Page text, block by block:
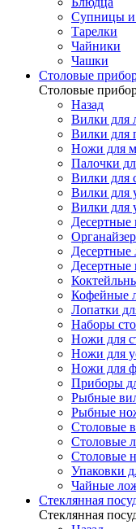
Супницы и
Тарелки
Чайники
Чашки
Cтоловые
Cтоловые
Назад
Вилки для
Вилки для
Ножи для
Палочки
Вилки для
Вилки для
Вилки для
Десертные
Десертные
Десертные
Кофейные
Лопатки
Наборы
Ножи для
Ножи для
Ножи для
Приборы
Рыбные
Рыбные
Столовые
Столовые
Столовые
Упаковки
Чайные
Стеклянная
Стеклянная